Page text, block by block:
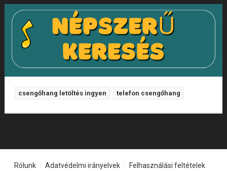
csengőhang letöltés ingyen telefon csengőhang
Rólunk Adatvédelmi irányelvek Felhasználási feltételek